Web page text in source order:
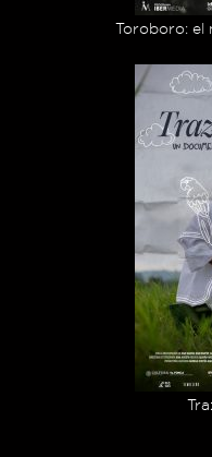
Toroboro: el